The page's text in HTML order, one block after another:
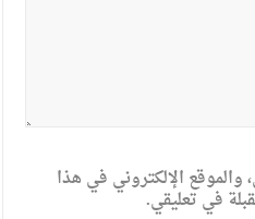
الإلكتروني في هذا
في تعليقي.